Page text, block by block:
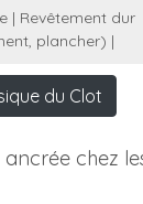
| Revêtement dur
plancher) |
du Clot
chez